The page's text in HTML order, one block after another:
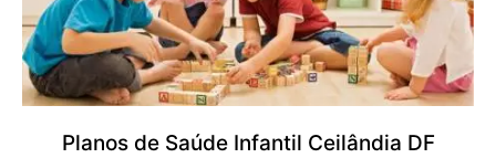
Planos de Saúde Infantil Ceilândia DF